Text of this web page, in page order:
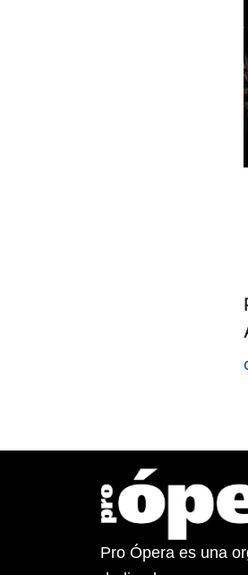
Pro Ópera es una